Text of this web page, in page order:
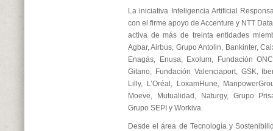
La iniciativa Inteligencia Artificial
con el firme apoyo de Accenture y NTT
activa de más de treinta entidades
Agbar, Airbus, Grupo Antolin, Bankinter,
Enagás, Enusa, Exolum, Fundación
Gitano, Fundación Valenciaport, GSK,
Lilly, L’Oréal, LoxamHune,
Moeve, Mutualidad, Naturgy, Grupo
Grupo SEPI y Workiva.
Desde el área de Tecnología y